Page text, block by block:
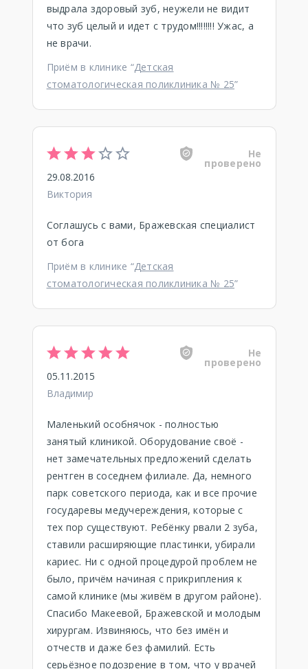
выдрала здоровый зуб, неужели не видит
что зуб целый и идет с трудом!!!!!!!! Ужас, а
не врачи.
Приём в клинике “Детская
стоматологическая поликлиника № 25”
Не
проверено
29.08.2016
Виктория
Соглашусь с вами, Бражевская специалист
от бога
Приём в клинике “Детская
стоматологическая поликлиника № 25”
Не
проверено
05.11.2015
Владимир
Маленький особнячок - полностью
занятый клиникой. Оборудование своё -
нет замечательных предложений сделать
рентген в соседнем филиале. Да, немного
парк советского периода, как и все прочие
государевы медучереждения, которые с
тех пор существуют. Ребёнку рвали 2 зуба,
ставили расширяющие пластинки, убирали
кариес. Ни с одной процедурой проблем не
было, причём начиная с прикрипления к
самой клинике (мы живём в другом районе).
Спасибо Макеевой, Бражевской и молодым
хирургам. Извиняюсь, что без имён и
отчеств и даже без фамилий. Есть
серьёзное подозрение в том, что у врачей